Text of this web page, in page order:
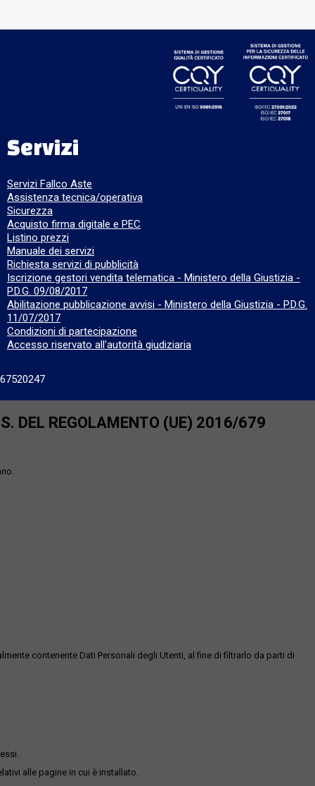
Servizi
Servizi Fallco Aste
Assistenza tecnica/operativa
Sicurezza
Acquisto firma digitale e PEC
Listino prezzi
Manuale dei servizi
Richiesta servizi di pubblicità
Iscrizione gestori vendita telematica - Ministero della Giustizia -
P.D.G. 09/08/2017
Abilitazione pubblicazione avvisi - Ministero della Giustizia - P.D.G.
11/07/2017
Condizioni di partecipazione
Accesso riservato all'autorità giudiziaria
DEL REGOLAMENTO (UE) 2016/679
contenente Dati Personali degli Utenti, al fine di filtrarlo da parti di
alle pagine in cui è installato.